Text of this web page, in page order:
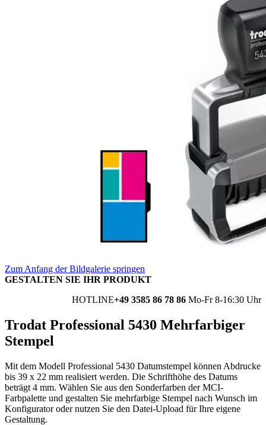
Zum Anfang der Bildgalerie springen
GESTALTEN SIE IHR PRODUKT
HOTLINE+49 3585 86 78 86 Mo-Fr 8-16:30 Uhr
Trodat Professional 5430 Mehrfarbiger
Stempel
Mit dem Modell Professional 5430 Datumstempel können Abdrucke
bis 39 x 22 mm realisiert werden. Die Schrifthöhe des Datums
beträgt 4 mm. Wählen Sie aus den Sonderfarben der MCI-
Farbpalette und gestalten Sie mehrfarbige Stempel nach Wunsch im
Konfigurator oder nutzen Sie den Datei-Upload für Ihre eigene
Gestaltung.